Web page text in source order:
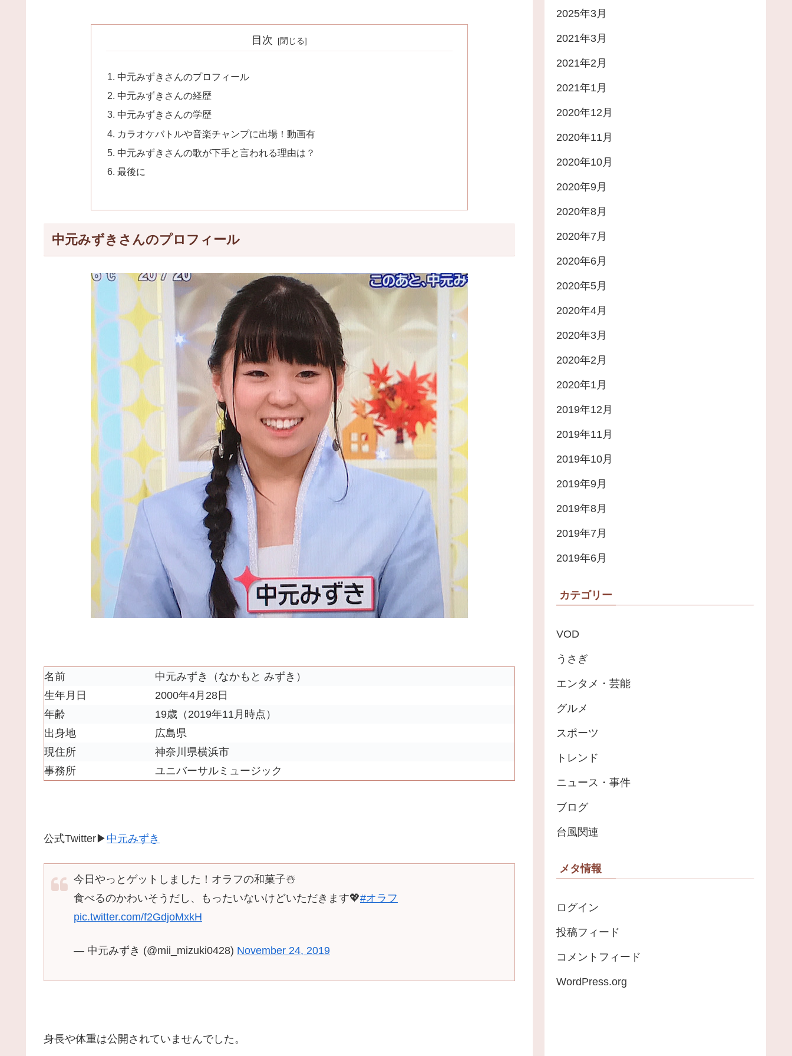
目次
中元みずきさんのプロフィール
中元みずきさんの経歴
中元みずきさんの学歴
カラオケバトルや音楽チャンプに出場！動画有
中元みずきさんの歌が下手と言われる理由は？
最後に
中元みずきさんのプロフィール
名前
中元みずき（なかもと みずき）
生年月日
2000年4月28日
年齢
19歳（2019年11月時点）
出身地
広島県
現住所
神奈川県横浜市
事務所
ユニバーサルミュージック
公式Twitter▶ 中元みずき
今日やっとゲットしました！オラフの和菓子☃️
食べるのかわいそうだし、もったいないけどいただきます💖#オラフ
pic.twitter.com/f2GdjoMxkH
— 中元みずき (@mii_mizuki0428) November 24, 2019
身長や体重は公開されていませんでした。
2025年3月
2021年3月
2021年2月
2021年1月
2020年12月
2020年11月
2020年10月
2020年9月
2020年8月
2020年7月
2020年6月
2020年5月
2020年4月
2020年3月
2020年2月
2020年1月
2019年12月
2019年11月
2019年10月
2019年9月
2019年8月
2019年7月
2019年6月
カテゴリー
VOD
うさぎ
エンタメ・芸能
グルメ
スポーツ
トレンド
ニュース・事件
ブログ
台風関連
メタ情報
ログイン
投稿フィード
コメントフィード
WordPress.org